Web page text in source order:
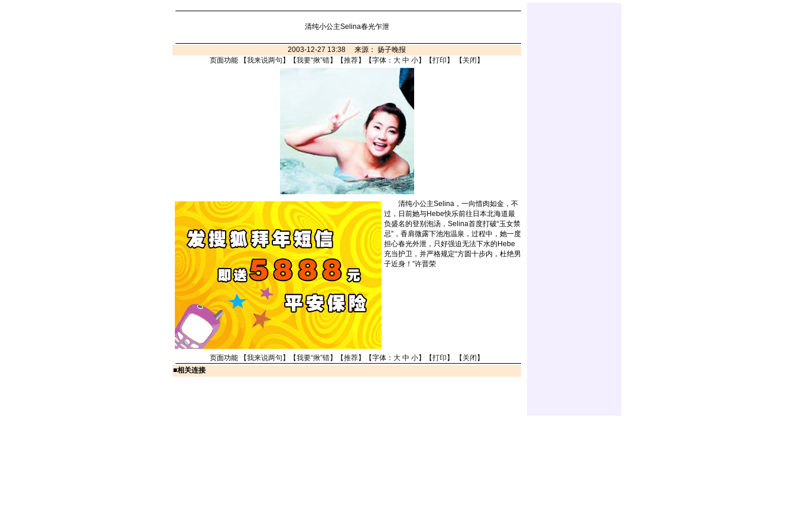
清纯小公主Selina春光乍泄
2003-12-27 13:38 来源： 扬子晚报
页面功能 【我来说两句 】【我要“揪”错】【推荐】【字体： 大 中 小】【打印 】 【 关闭 】
清纯小公主Selina，一向惜肉如金，不
过，日前她与Hebe快乐前往日本北海道最
负盛名的登别泡汤，Selina首度打破“玉女禁
忌”，香肩微露下池泡温泉，过程中，她一度
担心春光外泄，只好强迫无法下水的Hebe
充当护卫，并严格规定“方圆十步内，杜绝男
子近身！”许晋荣
页面功能 【我来说两句 】【我要“揪”错】【推荐】【字体： 大 中 小】【打印 】 【 关闭 】
■相关连接